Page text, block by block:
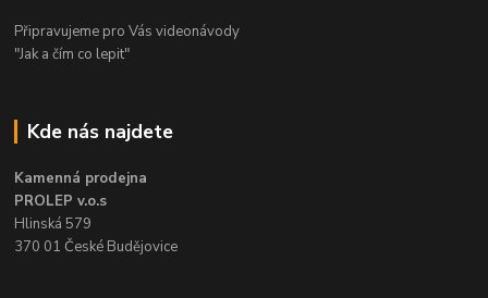
Připravujeme pro Vás videonávody
"Jak a čím co lepit"
Kde nás najdete
Kamenná prodejna
PROLEP v.o.s
Hlinská 579
370 01 České Budějovice